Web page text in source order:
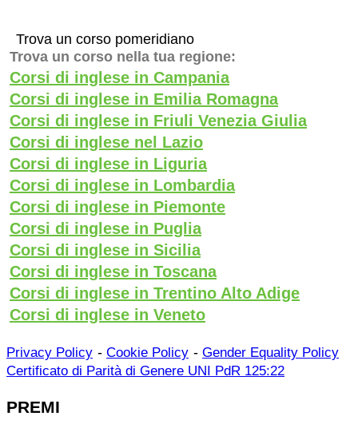
Trova un corso pomeridiano
Trova un corso nella tua regione:
Corsi di inglese in Campania
Corsi di inglese in Emilia Romagna
Corsi di inglese in Friuli Venezia Giulia
Corsi di inglese nel Lazio
Corsi di inglese in Liguria
Corsi di inglese in Lombardia
Corsi di inglese in Piemonte
Corsi di inglese in Puglia
Corsi di inglese in Sicilia
Corsi di inglese in Toscana
Corsi di inglese in Trentino Alto Adige
Corsi di inglese in Veneto
Privacy Policy - Cookie Policy - Gender Equality Policy
Certificato di Parità di Genere UNI PdR 125:22
PREMI